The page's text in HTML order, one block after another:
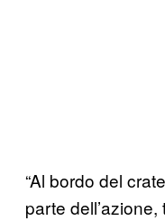
“Al bordo del
parte